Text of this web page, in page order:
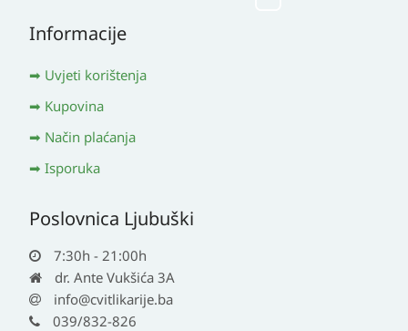
Informacije
Uvjeti korištenja
Kupovina
Način plaćanja
Isporuka
Poslovnica Ljubuški
7:30h - 21:00h
dr. Ante Vukšića 3A
info@cvitlikarije.ba
039/832-826